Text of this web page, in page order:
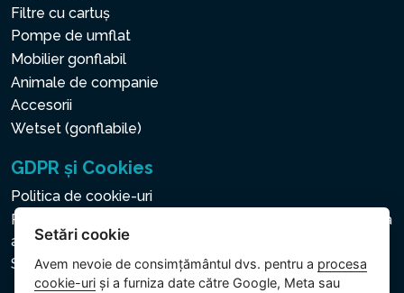
Filtre cu cartuș
Pompe de umflat
Mobilier gonflabil
Animale de companie
Accesorii
Wetset (gonflabile)
GDPR și Cookies
Politica de cookie-uri
Politica privind protecția datelor cu caracter personal și a
altor date prelucrate
Setări cookie
Setări cookie
Avem nevoie de consimțământul dvs. pentru a procesa
cookie-uri și a furniza date către Google, Meta sau